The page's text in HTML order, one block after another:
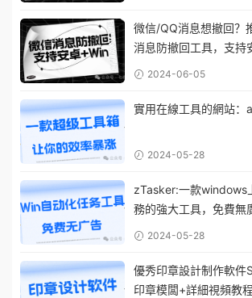
微信/QQ消息想撤回？
消息防撤回工具，支
2024-06-05
實用在線工具的網站：
2024-05-28
zTasker:一款windows
務的強大工具，免費無
2024-05-28
優秀印章設計制作軟
印章模闆+詳細視頻教